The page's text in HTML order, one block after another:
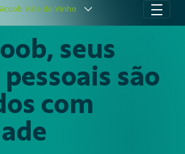
Vale do Vinho
seus
são
com